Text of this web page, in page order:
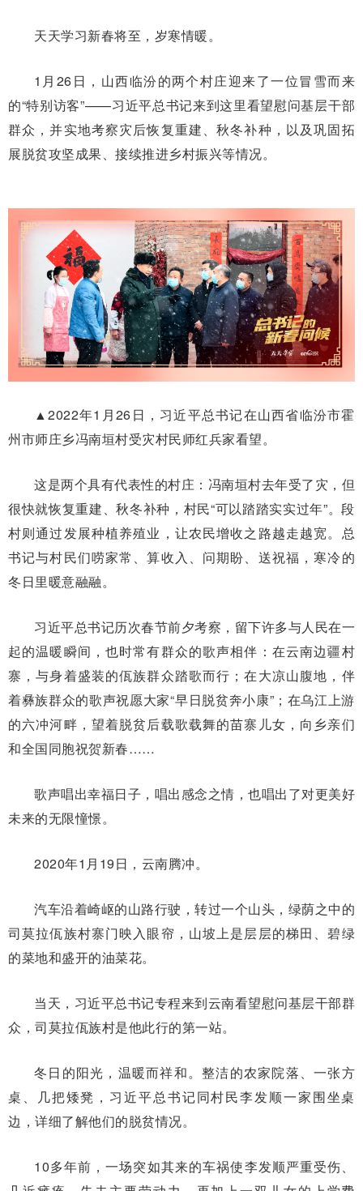
天天学习新春将至，岁寒情暖。
1月26日，山西临汾的两个村庄迎来了一位冒雪而来
的“特别访客”——习近平总书记来到这里看望慰问基层干部
群众，并实地考察灾后恢复重建、秋冬补种，以及巩固拓
展脱贫攻坚成果、接续推进乡村振兴等情况。
▲2022年1月26日，习近平总书记在山西省临汾市霍
州市师庄乡冯南垣村受灾村民师红兵家看望。
这是两个具有代表性的村庄：冯南垣村去年受了灾，但
很快就恢复重建、秋冬补种，村民“可以踏踏实实过年”。段
村则通过发展种植养殖业，让农民增收之路越走越宽。总
书记与村民们唠家常、算收入、问期盼、送祝福，寒冷的
冬日里暖意融融。
习近平总书记历次春节前夕考察，留下许多与人民在一
起的温暖瞬间，也时常有群众的歌声相伴：在云南边疆村
寨，与身着盛装的佤族群众踏歌而行；在大凉山腹地，伴
着彝族群众的歌声祝愿大家“早日脱贫奔小康”；在乌江上游
的六冲河畔，望着脱贫后载歌载舞的苗寨儿女，向乡亲们
和全国同胞祝贺新春……
歌声唱出幸福日子，唱出感念之情，也唱出了对更美好
未来的无限憧憬。
2020年1月19日，云南腾冲。
汽车沿着崎岖的山路行驶，转过一个山头，绿荫之中的
司莫拉佤族村寨门映入眼帘，山坡上是层层的梯田、碧绿
的菜地和盛开的油菜花。
当天，习近平总书记专程来到云南看望慰问基层干部群
众，司莫拉佤族村是他此行的第一站。
冬日的阳光，温暖而祥和。整洁的农家院落、一张方
桌、几把矮凳，习近平总书记同村民李发顺一家围坐桌
边，详细了解他们的脱贫情况。
10多年前，一场突如其来的车祸使李发顺严重受伤、